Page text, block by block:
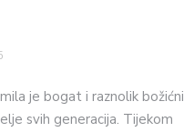
je bogat i raznolik božićni
svih generacija. Tijekom